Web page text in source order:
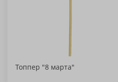
Топпер "8 марта"